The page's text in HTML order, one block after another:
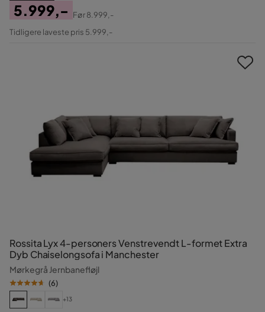
Pris
5.999,-
Original
Før8.999,-
Tidligere laveste pris 5.999,-
Rossita Lyx 4-personers Venstrevendt L-formet Extra
Dyb Chaiselongsofa i Manchester
Mørkegrå Jernbanefløjl
(6)
+13